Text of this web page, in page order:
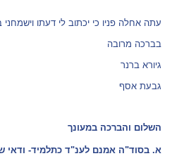
עתה אחלה פניו כי יכתוב לי דעתו וישמחני
בברכה מרובה
גיורא ברנר
גבעת אסף
השלום והברכה במעונך
א. בסוד"ה אמנם לענ"ד כתלמיד- ודאי